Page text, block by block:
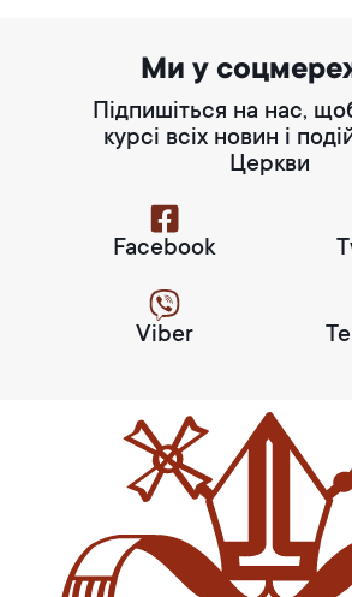
Ми у
Підпишіться на нас,
курсі всіх новин і
Церкви
Facebook
Viber